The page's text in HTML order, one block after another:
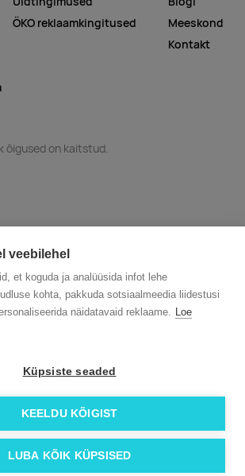
veebilehel
et koguda ja analüüsida infot lehe
kohta, pakkuda sotsiaalmeedia liidestusi
näidatavaid reklaame. Loe
Küpsiste seaded
KEELDU KÕIGIST
LUBA KÕIK KÜPSISED
ÖKO reklaamkingitused
Meeskond
Kontakt
õigused on kaitstud.